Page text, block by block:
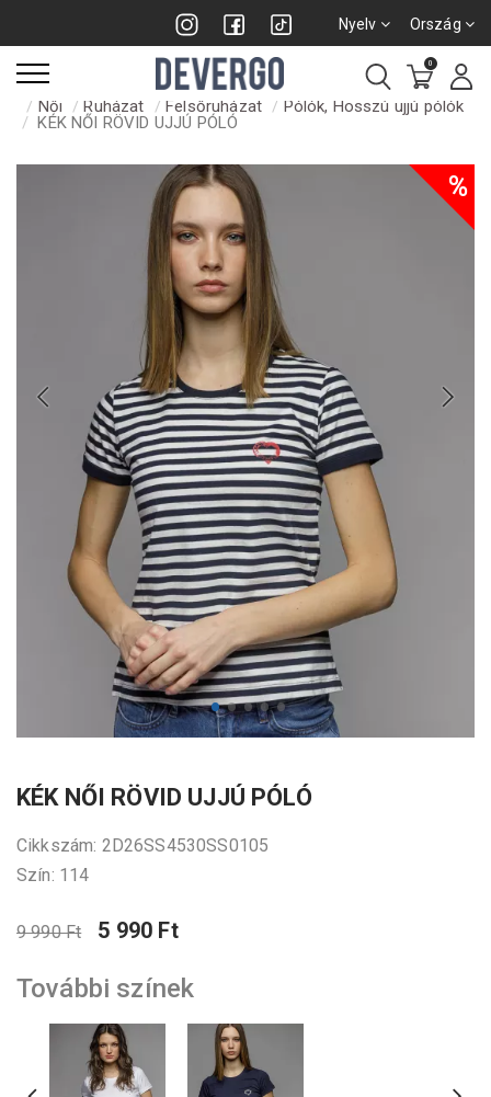
Nyelv Ország
0
Női Ruházat Felsőruházat
Pólók, Hosszú ujjú pólók
KÉK NŐI RÖVID UJJÚ PÓLÓ
%
KÉK NŐI RÖVID UJJÚ PÓLÓ
Cikkszám: 2D26SS4530SS0105
Szín: 114
9 990 Ft 5 990 Ft
További színek